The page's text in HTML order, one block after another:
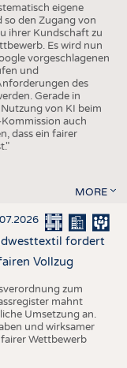
eigene
den Zugang von
ihrer Kundschaft zu
Es wird nun
vorgeschlagenen
und
des
Gerade in
von KI beim
auch
dass ein fairer
MORE
fordert
Vollzug
zum
mahnt
Umsetzung an.
und wirksamer
Wettbewerb